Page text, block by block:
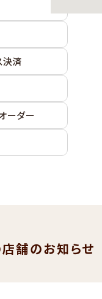
決済
ーダー
店舗のお知らせ